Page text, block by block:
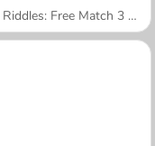
Candy Riddles: Free Match 3 Puzzle